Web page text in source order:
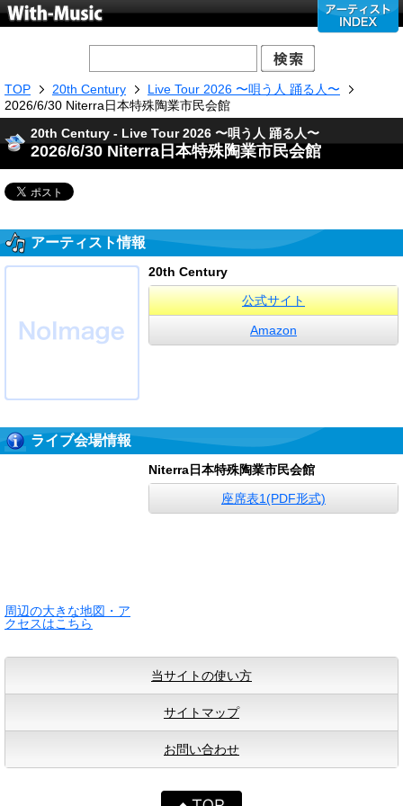
TOP 20th Century
Live Tour 2026 〜唄う人 踊る人〜
2026/6/30 Niterra日本特殊陶業市民会館
20th Century - Live Tour 2026 〜唄う人 踊る人〜
2026/6/30 Niterra日本特殊陶業市民会館
アーティスト情報
20th Century
公式サイト
Amazon
ライブ会場情報
周辺の大きな地図・ア
クセスはこちら
Niterra日本特殊陶業市民会館
座席表1(PDF形式)
当サイトの使い方
サイトマップ
お問い合わせ